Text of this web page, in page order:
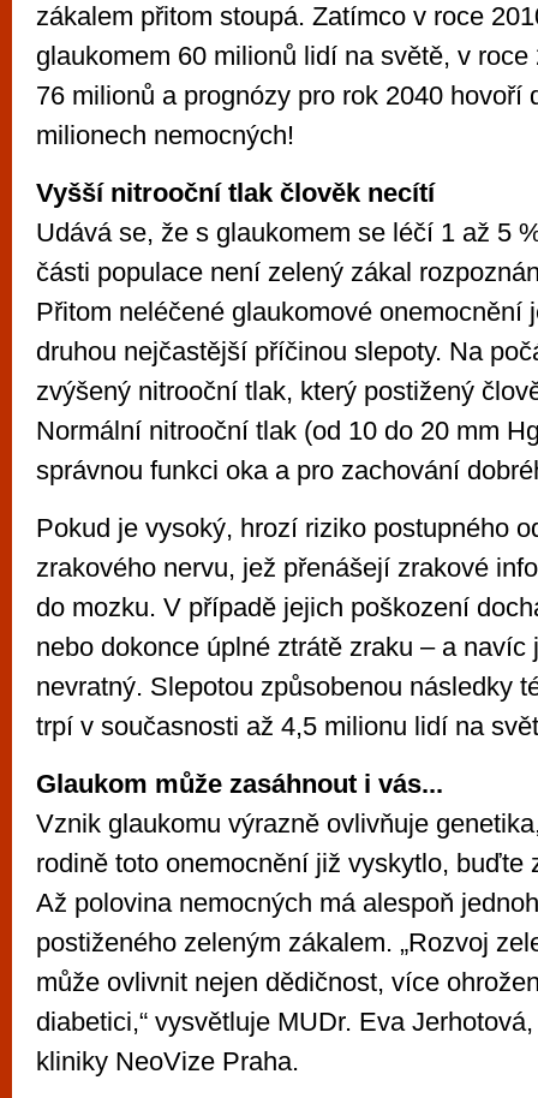
zákalem přitom stoupá. Zatímco v roce
glaukomem 60 milionů lidí na světě, v
76 milionů a prognózy pro rok 2040 hovoří
milionech nemocných!
Vyšší nitrooční tlak člověk necítí
Udává se, že s glaukomem se léčí 1 až 5
části populace není zelený zákal
Přitom neléčené glaukomové onemocnění
druhou nejčastější příčinou slepoty. Na
zvýšený nitrooční tlak, který postižený
Normální nitrooční tlak (od 10 do 20 mm
správnou funkci oka a pro zachování
Pokud je vysoký, hrozí riziko postupného
zrakového nervu, jež přenášejí zrakové
do mozku. V případě jejich poškození
nebo dokonce úplné ztrátě zraku – a navíc
nevratný. Slepotou způsobenou následky
trpí v současnosti až 4,5 milionu lidí na
Glaukom může zasáhnout i vás...
Vznik glaukomu výrazně ovlivňuje
rodině toto onemocnění již vyskytlo, buďte
Až polovina nemocných má alespoň
postiženého zeleným zákalem. „Rozvoj
může ovlivnit nejen dědičnost, více
diabetici,“ vysvětluje MUDr. Eva
kliniky NeoVize Praha.